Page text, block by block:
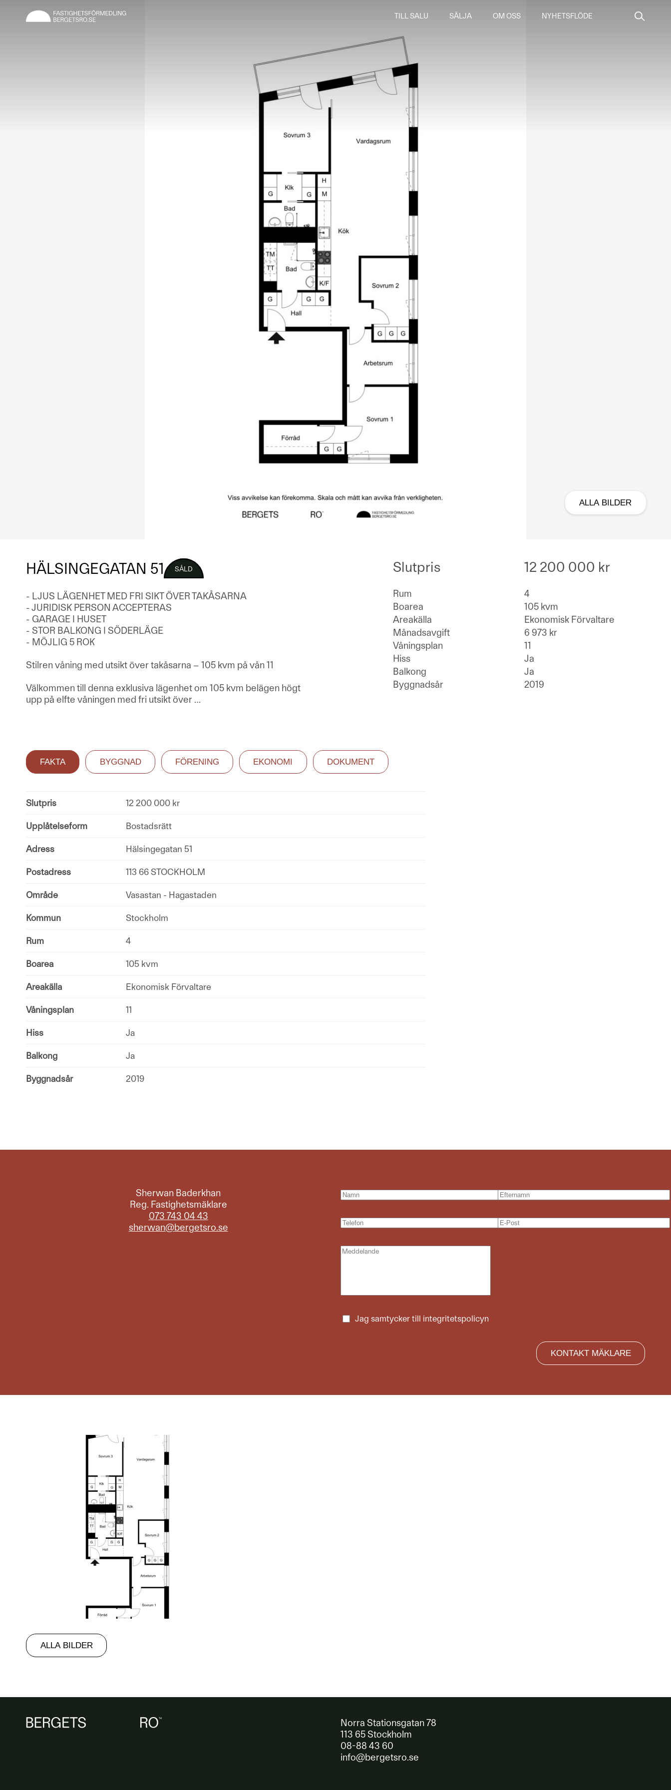
TILL SALU SÄLJA OM OSS NYHETSFLÖDE
ALLA BILDER
HÄLSINGEGATAN 51 SÅLD
- LJUS LÄGENHET MED FRI SIKT ÖVER TAKÅSARNA
- JURIDISK PERSON ACCEPTERAS
- GARAGE I HUSET
- STOR BALKONG I SÖDERLÄGE
- MÖJLIG 5 ROK
Stilren våning med utsikt över takåsarna – 105 kvm på vån 11
Välkommen till denna exklusiva lägenhet om 105 kvm belägen högt
upp på elfte våningen med fri utsikt över …
Slutpris 12 200 000 kr
Rum
4
Boarea
105 kvm
Areakälla
Ekonomisk Förvaltare
Månadsavgift
6 973 kr
Våningsplan
11
Hiss
Ja
Balkong
Ja
Byggnadsår
2019
FAKTA BYGGNAD FÖRENING EKONOMI DOKUMENT
Slutpris 12 200 000 kr
Upplåtelseform Bostadsrätt
Adress Hälsingegatan 51
Postadress 113 66 STOCKHOLM
Område Vasastan - Hagastaden
Kommun Stockholm
Rum 4
Boarea 105 kvm
Areakälla Ekonomisk Förvaltare
Våningsplan 11
Hiss Ja
Balkong Ja
Byggnadsår 2019
Sherwan Baderkhan
Reg. Fastighetsmäklare
073 743 04 43
sherwan@bergetsro.se
Jag samtycker till integritetspolicyn
ALLA BILDER
Norra Stationsgatan 78
113 65 Stockholm
08-88 43 60
info@bergetsro.se